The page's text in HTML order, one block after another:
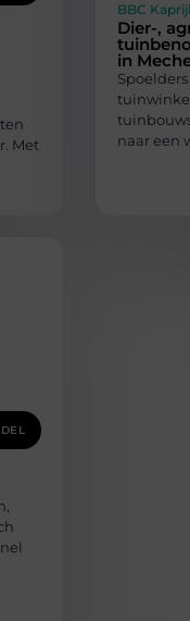
Met
BBC
Dier-,
in
naar een